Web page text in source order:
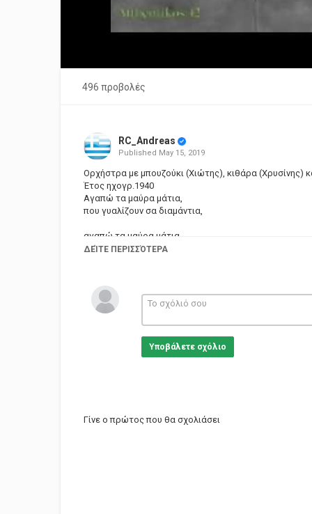
496 προβολές
RC_Andreas
Published May 15, 2019
Ορχήστρα με μπουζούκι (Χιώτης), κιθάρα (Χρυσίνης)
Έτος ηχογρ.1940
Αγαπώ τα μαύρα μάτια,
που γυαλίζουν σα διαμάντια,
αγαπώ τα μαύρα μάτια.
κι όλες τις γαλανομάτες,
αγαπώ τις μαυρομάτες.
ΔΕΊΤΕ ΠΕΡΙΣΣΌΤΕΡΑ
Υποβάλετε σχόλιο
Γίνε ο πρώτος που θα σχολιάσει